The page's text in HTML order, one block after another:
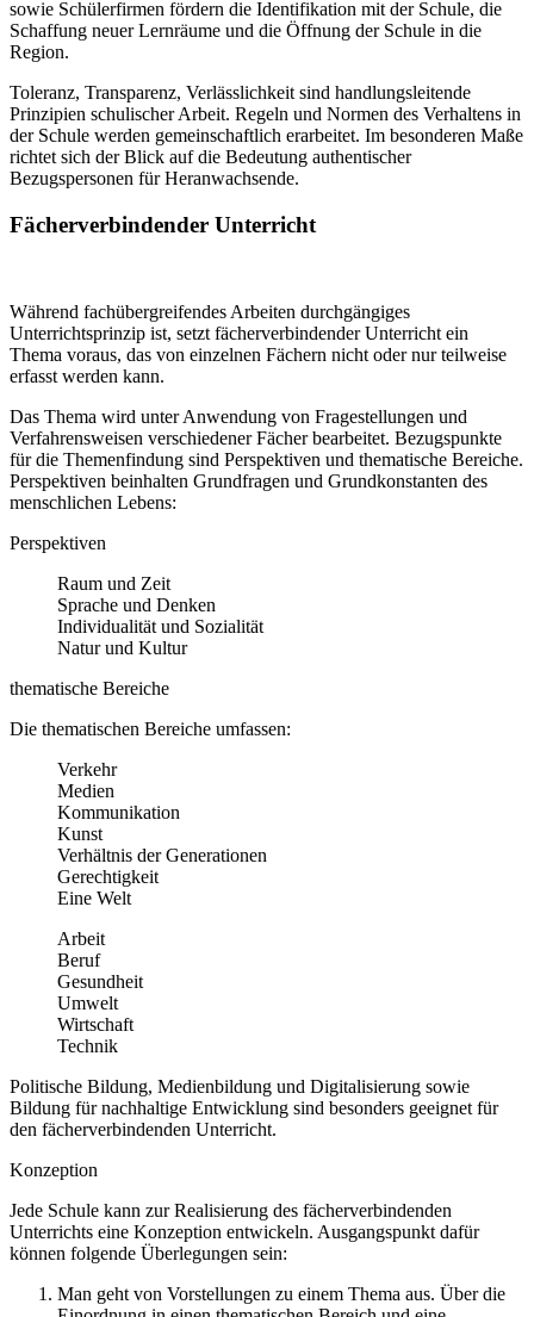
sowie Schülerfirmen fördern die Identifikation mit der Schule, die
Schaffung neuer Lernräume und die Öffnung der Schule in die
Region.
Toleranz, Transparenz, Verlässlichkeit sind handlungsleitende
Prinzipien schulischer Arbeit. Regeln und Normen des Verhaltens in
der Schule werden gemeinschaftlich erarbeitet. Im besonderen Maße
richtet sich der Blick auf die Bedeutung authentischer
Bezugspersonen für Heranwachsende.
Fächerverbindender Unterricht
Während fachübergreifendes Arbeiten durchgängiges
Unterrichtsprinzip ist, setzt fächerverbindender Unterricht ein
Thema voraus, das von einzelnen Fächern nicht oder nur teilweise
erfasst werden kann.
Das Thema wird unter Anwendung von Fragestellungen und
Verfahrensweisen verschiedener Fächer bearbeitet. Bezugspunkte
für die Themenfindung sind Perspektiven und thematische Bereiche.
Perspektiven beinhalten Grundfragen und Grundkonstanten des
menschlichen Lebens:
Perspektiven
Raum und Zeit
Sprache und Denken
Individualität und Sozialität
Natur und Kultur
thematische Bereiche
Die thematischen Bereiche umfassen:
Verkehr
Medien
Kommunikation
Kunst
Verhältnis der Generationen
Gerechtigkeit
Eine Welt
Arbeit
Beruf
Gesundheit
Umwelt
Wirtschaft
Technik
Politische Bildung, Medienbildung und Digitalisierung sowie
Bildung für nachhaltige Entwicklung sind besonders geeignet für
den fächerverbindenden Unterricht.
Konzeption
Jede Schule kann zur Realisierung des fächerverbindenden
Unterrichts eine Konzeption entwickeln. Ausgangspunkt dafür
können folgende Überlegungen sein:
Man geht von Vorstellungen zu einem Thema aus. Über die